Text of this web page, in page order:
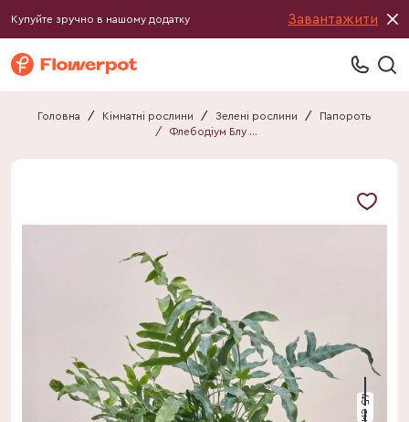
Купуйте зручно в нашому додатку Завантажити
Головна / Кімнатні рослини / Зелені рослини /
Папороть
/
Флебодіум Блу Стар
45 см